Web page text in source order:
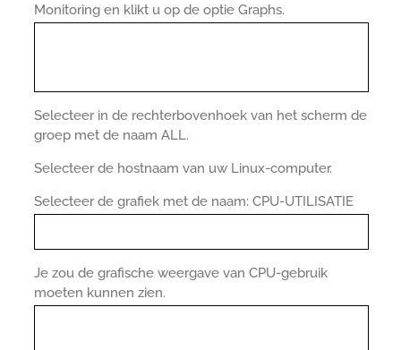
Monitoring en klikt u op de optie Graphs.
Selecteer in de rechterbovenhoek van het scherm de
groep met de naam ALL.
Selecteer de hostnaam van uw Linux-computer.
Selecteer de grafiek met de naam: CPU-UTILISATIE
Je zou de grafische weergave van CPU-gebruik
moeten kunnen zien.